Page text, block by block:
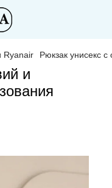
Ryanair Рюкзак унисекс
и